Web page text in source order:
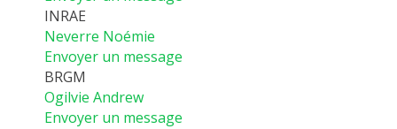
INRAE
Neverre Noémie
Envoyer un message
BRGM
Ogilvie Andrew
Envoyer un message